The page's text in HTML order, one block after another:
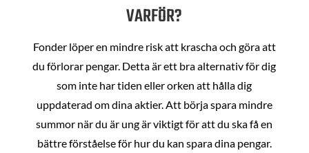
VARFÖR?
Fonder löper en mindre risk att krascha och göra att
du förlorar pengar. Detta är ett bra alternativ för dig
som inte har tiden eller orken att hålla dig
uppdaterad om dina aktier. Att börja spara mindre
summor när du är ung är viktigt för att du ska få en
bättre förståelse för hur du kan spara dina pengar.